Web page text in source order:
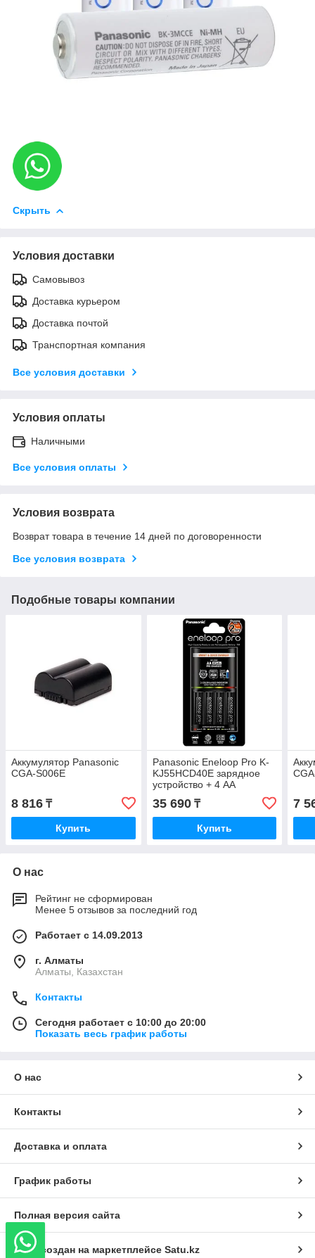
Скрыть
Условия доставки
Самовывоз
Доставка курьером
Доставка почтой
Транспортная компания
Все условия доставки
Условия оплаты
Наличными
Все условия оплаты
Условия возврата
Возврат товара в течение 14 дней по договоренности
Все условия возврата
Подобные товары компании
Аккумулятор Panasonic
CGA-S006E
8 816 ₸
Купить
Panasonic Eneloop Pro K-
KJ55HCD40E зарядное
устройство + 4 АА
аккумулятора 2500 mAh
35 690₸
Купить
7
О нас
Рейтинг не сформирован
Менее 5 отзывов за последний год
Работает с 14.09.2013
г. Алматы
Алматы, Казахстан
Контакты
Сегодня работает с 10:00 до 20:00
Показать весь график работы
О нас
Контакты
Доставка и оплата
График работы
Полная версия сайта
Сайт создан на маркетплейсе Satu.kz